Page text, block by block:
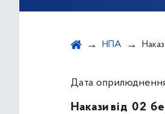
НПА Наказ №
Дата
Накази від 02